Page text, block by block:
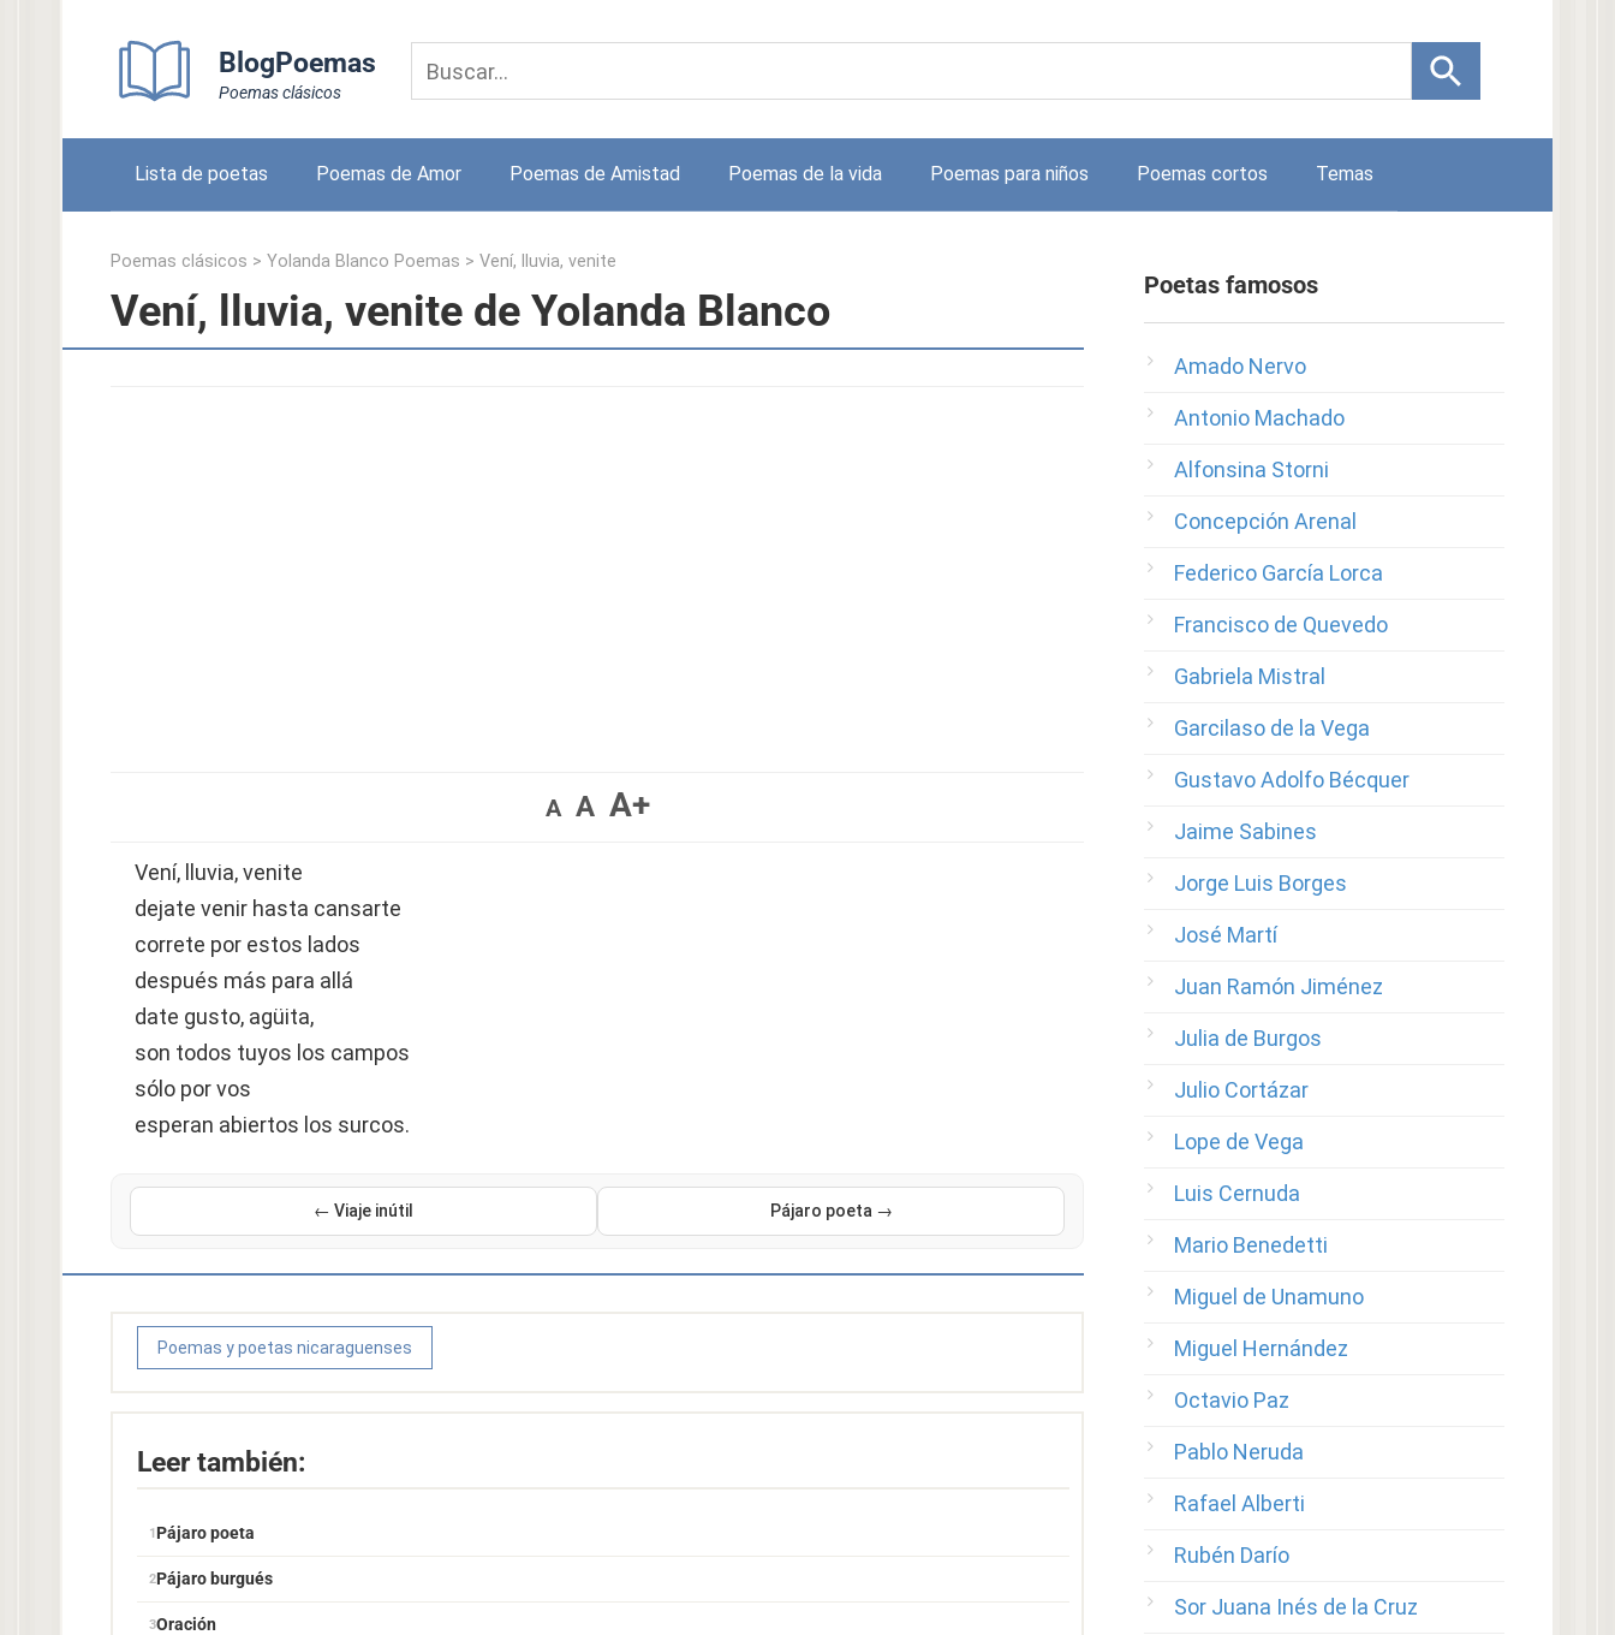
BlogPoemas
Poemas clásicos
Lista de poetas Poemas de Amor Poemas de Amistad Poemas de la vida Poemas para niños Poemas cortos Temas
Poemas clásicos > Yolanda Blanco Poemas > Vení, lluvia, venite
Vení, lluvia, venite de Yolanda Blanco
A A A+
Vení, lluvia, venite
dejate venir hasta cansarte
correte por estos lados
después más para allá
date gusto, agüita,
son todos tuyos los campos
sólo por vos
esperan abiertos los surcos.
← Viaje inútil Pájaro poeta →
Poemas y poetas nicaraguenses
Leer también:
Pájaro poeta
Pájaro burgués
Oración
Poetas famosos
Amado Nervo
Antonio Machado
Alfonsina Storni
Concepción Arenal
Federico García Lorca
Francisco de Quevedo
Gabriela Mistral
Garcilaso de la Vega
Gustavo Adolfo Bécquer
Jaime Sabines
Jorge Luis Borges
José Martí
Juan Ramón Jiménez
Julia de Burgos
Julio Cortázar
Lope de Vega
Luis Cernuda
Mario Benedetti
Miguel de Unamuno
Miguel Hernández
Octavio Paz
Pablo Neruda
Rafael Alberti
Rubén Darío
Sor Juana Inés de la Cruz